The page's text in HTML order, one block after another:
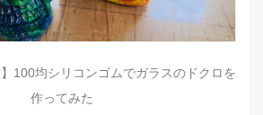
】100均シリコンゴムでガラスのドクロを
作ってみた